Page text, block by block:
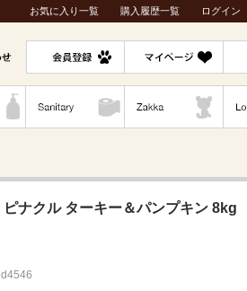
ログイン
購入履歴一覧
お気に入り一覧
ピナクル ターキー＆パンプキン 8kg